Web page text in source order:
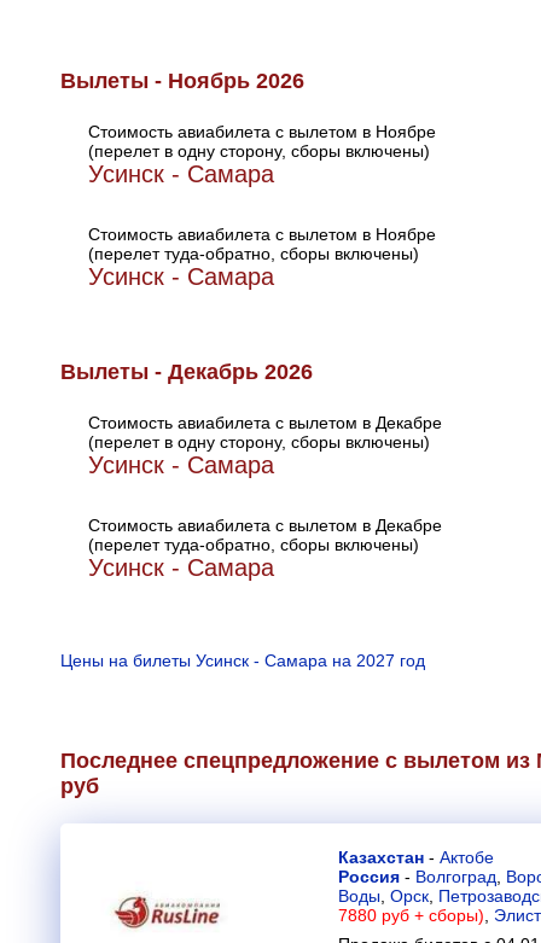
Вылеты - Ноябрь 2026
Стоимость авиабилета с вылетом в Ноябре
(перелет в одну сторону, сборы включены)
Усинск - Самара
Стоимость авиабилета с вылетом в Ноябре
(перелет туда-обратно, сборы включены)
Усинск - Самара
Вылеты - Декабрь 2026
Стоимость авиабилета с вылетом в Декабре
(перелет в одну сторону, сборы включены)
Усинск - Самара
Стоимость авиабилета с вылетом в Декабре
(перелет туда-обратно, сборы включены)
Усинск - Самара
Цены на билеты Усинск - Самара на 2027 год
Последнее спецпредложение с вылетом из
руб
Казахстан - Актобе
Россия - Волгоград
Воды Орск
7880 руб + сборы)